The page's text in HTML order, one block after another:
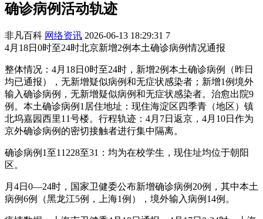
确诊病例活动轨迹
非凡百科 网络资讯 2026-06-13 18:29:31 7
4月18日0时至24时北京新增2例本土确诊病例情况通报
整体情况：4月18日0时至24时，新增2例本土确诊病例（昨日
均已通报），无新增疑似病例和无症状感染者；新增1例境外
输入确诊病例，无新增疑似病例和无症状感染者。治愈出院9
例。本土确诊病例1居住地址：现住海淀区四季青（地区）镇
北坞嘉园西里11号楼。行程轨迹：4月7日返京，4月10日作为
京外确诊病例的密切接触者进行集中隔离。
确诊病例1至11228至31：均为在校学生，现住址均位于朝阳
区。
月4日0—24时，国家卫健委公布新增确诊病例20例，其中本土
病例6例（黑龙江5例，上海1例），境外输入病例14例。